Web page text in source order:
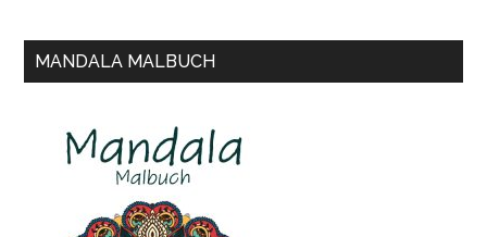
...
MANDALA MALBUCH